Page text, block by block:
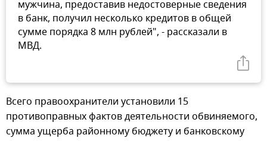
мужчина, предоставив недостоверные сведения
в банк, получил несколько кредитов в общей
сумме порядка 8 млн рублей", - рассказали в
МВД.
Всего правоохранители установили 15
противоправных фактов деятельности обвиняемого,
сумма ущерба районному бюджету и банковскому